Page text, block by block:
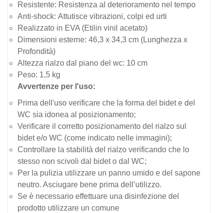
Resistente: Resistenza al deterioramento nel tempo
Anti-shock: Attutisce vibrazioni, colpi ed urti
Realizzato in EVA (Etilin vinil acetato)
Dimensioni esterne: 46,3 x 34,3 cm (Lunghezza x
Profondità)
Altezza rialzo dal piano del wc: 10 cm
Peso: 1,5 kg
Avvertenze per l'uso:
Prima dell'uso verificare che la forma del bidet e del
WC sia idonea al posizionamento;
Verificare il corretto posizionamento del rialzo sul
bidet e/o WC (come indicato nelle immagini);
Controllare la stabilità del rialzo verificando che lo
stesso non scivoli dal bidet o dal WC;
Per la pulizia utilizzare un panno umido e del sapone
neutro. Asciugare bene prima dell’utilizzo.
Se è necessario effettuare una disinfezione del
prodotto utilizzare un comune